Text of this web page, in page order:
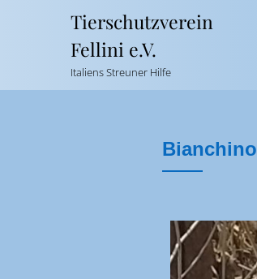
Tierschutzverein
Fellini e.V.
Italiens Streuner Hilfe
Bianchino